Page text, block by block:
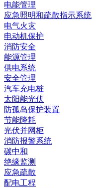
电能管理
应急照明和疏散指示系统
电气火灾
电动机保护
消防安全
能源管理
供电系统
安全管理
汽车充电桩
太阳能光伏
防孤岛保护装置
节能降耗
光伏并网柜
消防报警系统
碳中和
绝缘监测
应急疏散
配电工程